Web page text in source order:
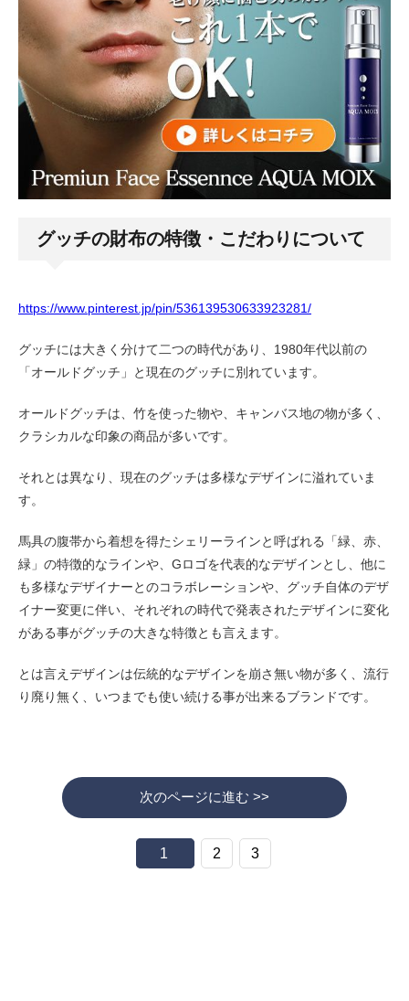
グッチの財布の特徴・こだわりについて
https://www.pinterest.jp/pin/536139530633923281/
グッチには大きく分けて二つの時代があり、1980年代以前の
「オールドグッチ」と現在のグッチに別れています。
オールドグッチは、竹を使った物や、キャンバス地の物が多く、
クラシカルな印象の商品が多いです。
それとは異なり、現在のグッチは多様なデザインに溢れていま
す。
馬具の腹帯から着想を得たシェリーラインと呼ばれる「緑、赤、
緑」の特徴的なラインや、Gロゴを代表的なデザインとし、他に
も多様なデザイナーとのコラボレーションや、グッチ自体のデザ
イナー変更に伴い、それぞれの時代で発表されたデザインに変化
がある事がグッチの大きな特徴とも言えます。
とは言えデザインは伝統的なデザインを崩さ無い物が多く、流行
り廃り無く、いつまでも使い続ける事が出来るブランドです。
次のページに進む >>
1 2 3